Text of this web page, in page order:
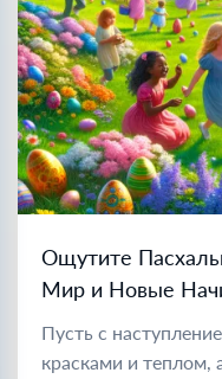
Ощутите
Мир и Новые
Пусть с
красками и теплом,